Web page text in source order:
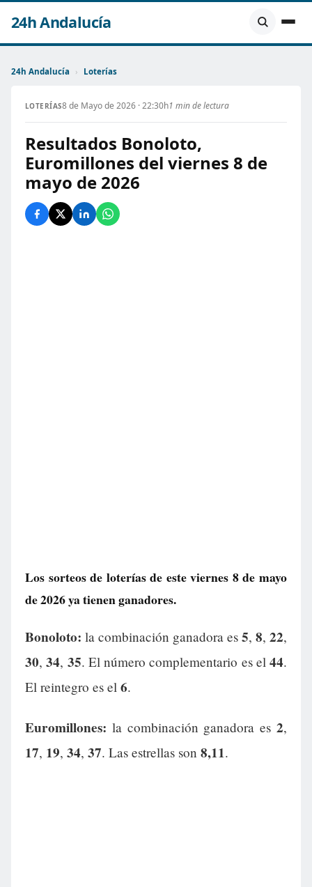
24h Andalucía
24h Andalucía › Loterías
LOTERÍAS8 de Mayo de 2026 · 22:30h1 min de lectura
Resultados Bonoloto,
Euromillones del viernes 8 de
mayo de 2026
Los sorteos de loterías de este viernes 8 de mayo
de 2026 ya tienen ganadores.
Bonoloto: la combinación ganadora es 5, 8, 22,
30,34, 35. El número complementario es el 44.
El reintegro es el 6.
Euromillones: la combinación ganadora es 2,
17, 19, 34, 37. Las estrellas son 8,11.